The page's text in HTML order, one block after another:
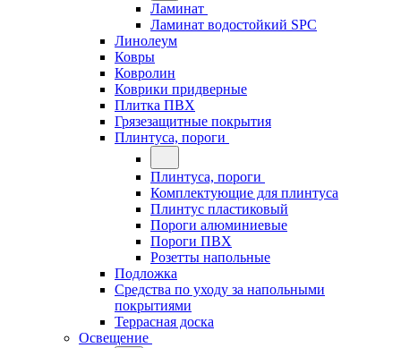
Ламинат
Ламинат водостойкий SPC
Линолеум
Ковры
Ковролин
Коврики придверные
Плитка ПВХ
Грязезащитные покрытия
Плинтуса, пороги
Плинтуса, пороги
Комплектующие для плинтуса
Плинтус пластиковый
Пороги алюминиевые
Пороги ПВХ
Розетты напольные
Подложка
Средства по уходу за напольными
покрытиями
Террасная доска
Освещение